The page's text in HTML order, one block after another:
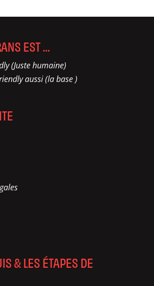
EST …
(Juste humaine)
aussi (la base )
& LES ÉTAPES DE